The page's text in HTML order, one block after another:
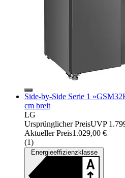
Side-by-Side Serie 1
cm breit
LG
Ursprünglicher PreisUVP
Aktueller Preis1.029,00 €
(1)
Energieeffizienzklasse